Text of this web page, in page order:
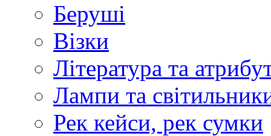
Беруші
Візки
Література та
Лампи та
Рек кейси, рек сумки